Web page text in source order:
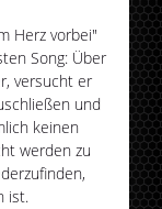
Herz vorbei"
Song: Über
versucht er
und
keinen
werden zu
ist.